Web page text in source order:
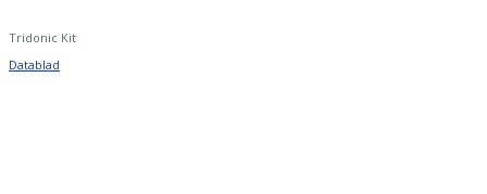
Tridonic Kit
Datablad